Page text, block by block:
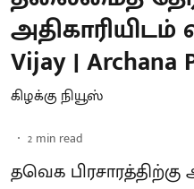
அதிகாரியிடம்
Vijay | Archana
கிழக்கு நியூஸ்
2 min read
தவெக பிரசாரத்திற்கு